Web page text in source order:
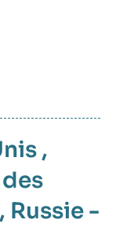
,
, Russie -